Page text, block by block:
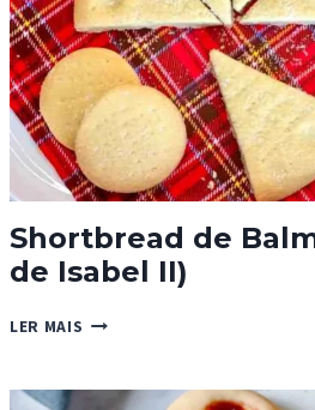
Shortbread de
de Isabel II)
LER MAIS SHORTBREAD
(FAVORITO